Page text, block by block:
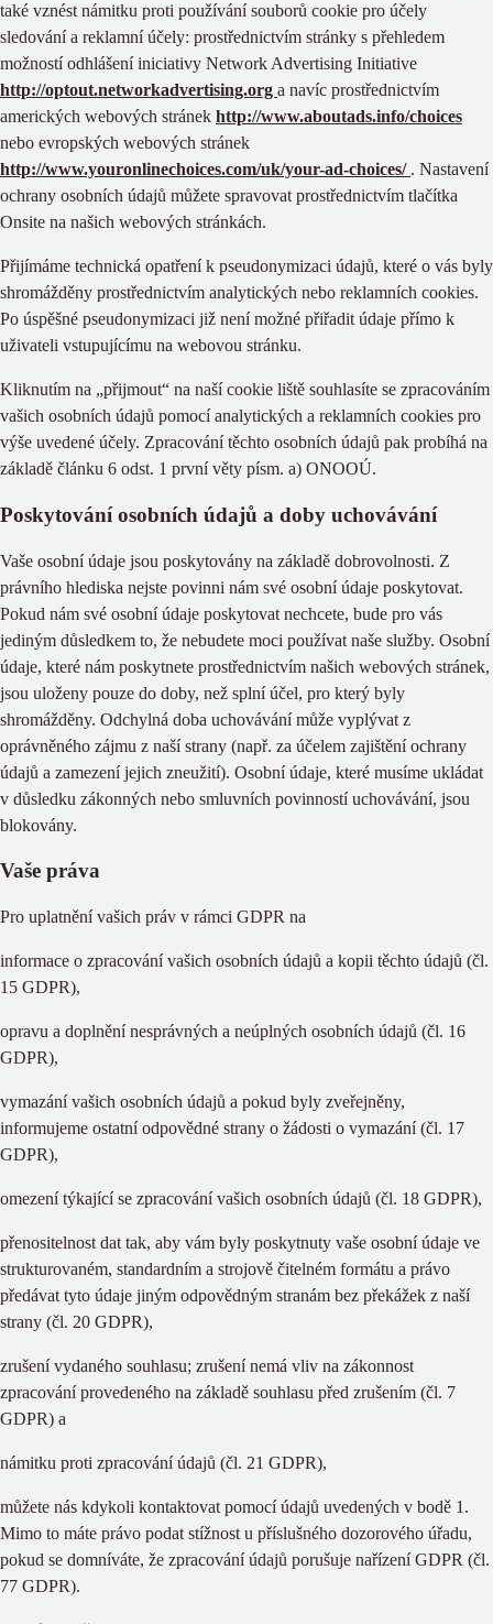
také vznést námitku proti používání souborů cookie pro účely
sledování a reklamní účely: prostřednictvím stránky s přehledem
možností odhlášení iniciativy Network Advertising Initiative
http://optout.networkadvertising.org a navíc prostřednictvím
amerických webových stránek http://www.aboutads.info/choices
nebo evropských webových stránek
http://www.youronlinechoices.com/uk/your-ad-choices/ . Nastavení
ochrany osobních údajů můžete spravovat prostřednictvím tlačítka
Onsite na našich webových stránkách.
Přijímáme technická opatření k pseudonymizaci údajů, které o vás byly
shromážděny prostřednictvím analytických nebo reklamních cookies.
Po úspěšné pseudonymizaci již není možné přiřadit údaje přímo k
uživateli vstupujícímu na webovou stránku.
Kliknutím na „přijmout“ na naší cookie liště souhlasíte se zpracováním
vašich osobních údajů pomocí analytických a reklamních cookies pro
výše uvedené účely. Zpracování těchto osobních údajů pak probíhá na
základě článku 6 odst. 1 první věty písm. a) ONOOÚ.
Poskytování osobních údajů a doby uchovávání
Vaše osobní údaje jsou poskytovány na základě dobrovolnosti. Z
právního hlediska nejste povinni nám své osobní údaje poskytovat.
Pokud nám své osobní údaje poskytovat nechcete, bude pro vás
jediným důsledkem to, že nebudete moci používat naše služby. Osobní
údaje, které nám poskytnete prostřednictvím našich webových stránek,
jsou uloženy pouze do doby, než splní účel, pro který byly
shromážděny. Odchylná doba uchovávání může vyplývat z
oprávněného zájmu z naší strany (např. za účelem zajištění ochrany
údajů a zamezení jejich zneužití). Osobní údaje, které musíme ukládat
v důsledku zákonných nebo smluvních povinností uchovávání, jsou
blokovány.
Vaše práva
Pro uplatnění vašich práv v rámci GDPR na
informace o zpracování vašich osobních údajů a kopii těchto údajů (čl.
15 GDPR),
opravu a doplnění nesprávných a neúplných osobních údajů (čl. 16
GDPR),
vymazání vašich osobních údajů a pokud byly zveřejněny,
informujeme ostatní odpovědné strany o žádosti o vymazání (čl. 17
GDPR),
omezení týkající se zpracování vašich osobních údajů (čl. 18 GDPR),
přenositelnost dat tak, aby vám byly poskytnuty vaše osobní údaje ve
strukturovaném, standardním a strojově čitelném formátu a právo
předávat tyto údaje jiným odpovědným stranám bez překážek z naší
strany (čl. 20 GDPR),
zrušení vydaného souhlasu; zrušení nemá vliv na zákonnost
zpracování provedeného na základě souhlasu před zrušením (čl. 7
GDPR) a
námitku proti zpracování údajů (čl. 21 GDPR),
můžete nás kdykoli kontaktovat pomocí údajů uvedených v bodě 1.
Mimo to máte právo podat stížnost u příslušného dozorového úřadu,
pokud se domníváte, že zpracování údajů porušuje nařízení GDPR (čl.
77 GDPR).